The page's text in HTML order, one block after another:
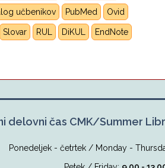
učbenikov PubMed Ovid
Slovar RUL DiKUL EndNote
delovni čas CMK/Summer
Ponedeljek - četrtek / Monday -